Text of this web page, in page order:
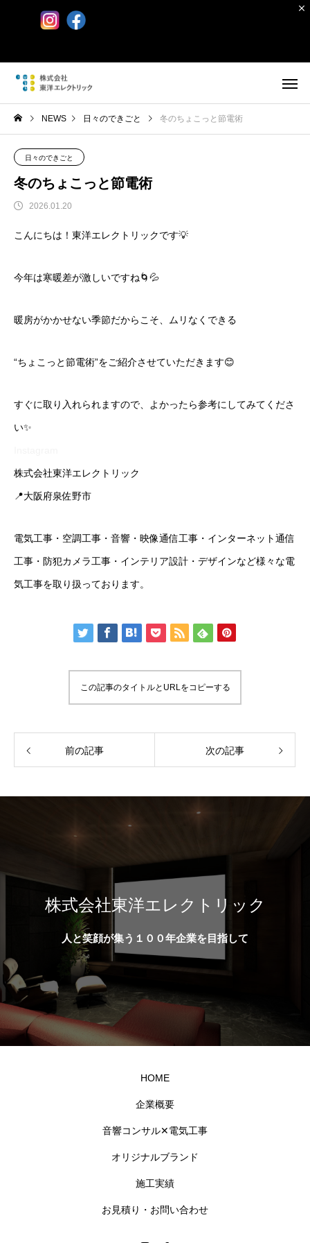
NEWS 日々のできごと 冬のちょこっと節電術
日々のできごと
冬のちょこっと節電術
2026.01.20
こんにちは！東洋エレクトリックです💡
今年は寒暖差が激しいですね🌀💦
暖房がかかせない季節だからこそ、ムリなくできる
“ちょこっと節電術”をご紹介させていただきます😊
すぐに取り入れられますので、よかったら参考にしてみてくださ
い✨
株式会社東洋エレクトリック
📍大阪府泉佐野市
電気工事・空調工事・音響・映像通信工事・インターネット通信
工事・防犯カメラ工事・インテリア設計・デザインなど様々な電
気工事を取り扱っております。
この記事のタイトルとURLをコピーする
前の記事 次の記事
株式会社東洋エレクトリック
人と笑顔が集う１００年企業を目指して
HOME
企業概要
音響コンサル✕電気工事
オリジナルブランド
施工実績
お見積り・お問い合わせ